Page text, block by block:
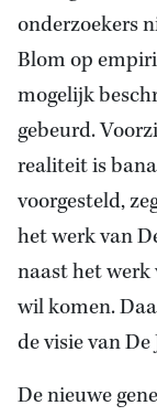
onderzoekers
Blom op
mogelijk
gebeurd.
realiteit is
voorgesteld,
het werk van
naast het werk
wil komen.
de visie van De
De nieuwe